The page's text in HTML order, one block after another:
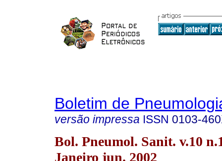
Boletim de
versão impressa ISSN 0103-
Bol. Pneumol. Sanit. v.10
Janeiro jun. 2002